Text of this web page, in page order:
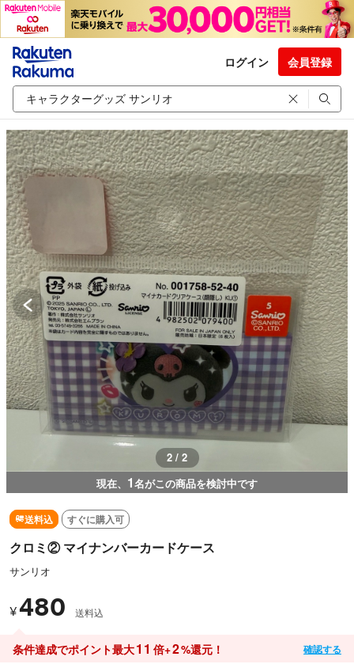
ログイン 会員登録
1 / 2
現在、 1名がこの商品を検討中です
送料込 すぐに購入可
クロミ② マイナンバーカードケース
サンリオ
¥480 送料込
条件達成でポイント最大11 倍+2%還元！ 確認する